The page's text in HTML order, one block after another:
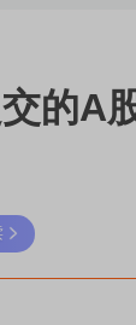
的A
稀土板块领涨